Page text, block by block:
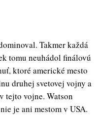
Takmer každá
tomu neuhádol finálovú
ktoré americké mesto
druhej svetovej vojny a
tejto vojne. Watson
je ani mestom v USA.